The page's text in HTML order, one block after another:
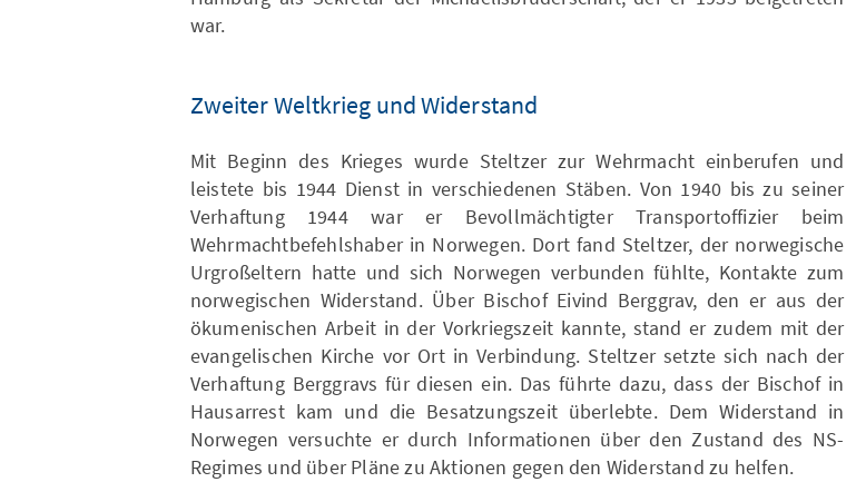
war.
Zweiter Weltkrieg und Widerstand
Mit Beginn des Krieges wurde Steltzer zur Wehrmacht einberufen und
leistete bis 1944 Dienst in verschiedenen Stäben. Von 1940 bis zu seiner
Verhaftung 1944 war er Bevollmächtigter Transportoffizier beim
Wehrmachtbefehlshaber in Norwegen. Dort fand Steltzer, der norwegische
Urgroßeltern hatte und sich Norwegen verbunden fühlte, Kontakte zum
norwegischen Widerstand. Über Bischof Eivind Berggrav, den er aus der
ökumenischen Arbeit in der Vorkriegszeit kannte, stand er zudem mit der
evangelischen Kirche vor Ort in Verbindung. Steltzer setzte sich nach der
Verhaftung Berggravs für diesen ein. Das führte dazu, dass der Bischof in
Hausarrest kam und die Besatzungszeit überlebte. Dem Widerstand in
Norwegen versuchte er durch Informationen über den Zustand des NS-
Regimes und über Pläne zu Aktionen gegen den Widerstand zu helfen.